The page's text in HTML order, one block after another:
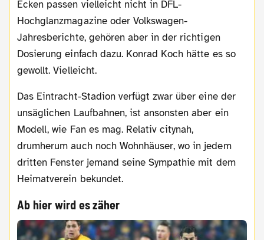
Ecken passen vielleicht nicht in DFL-
Hochglanzmagazine oder Volkswagen-
Jahresberichte, gehören aber in der richtigen
Dosierung einfach dazu. Konrad Koch hätte es so
gewollt. Vielleicht.
Das Eintracht-Stadion verfügt zwar über eine der
unsäglichen Laufbahnen, ist ansonsten aber ein
Modell, wie Fan es mag. Relativ citynah,
drumherum auch noch Wohnhäuser, wo in jedem
dritten Fenster jemand seine Sympathie mit dem
Heimatverein bekundet.
Ab hier wird es zäher